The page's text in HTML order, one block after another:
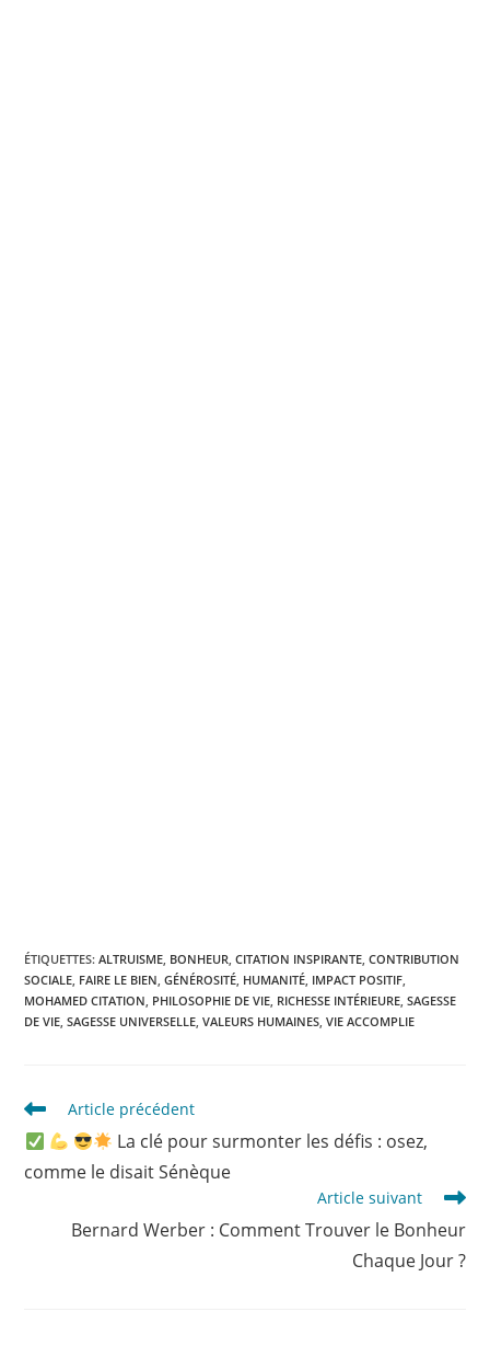
ÉTIQUETTES:ALTRUISME, BONHEUR, CITATION INSPIRANTE, CONTRIBUTION
SOCIALE, FAIRE LE BIEN, GÉNÉROSITÉ, HUMANITÉ, IMPACT POSITIF,
MOHAMED CITATION, PHILOSOPHIE DE VIE, RICHESSE INTÉRIEURE, SAGESSE
DE VIE, SAGESSE UNIVERSELLE, VALEURS HUMAINES, VIE ACCOMPLIE
Read
more
articles
Article précédent
La clé pour surmonter les défis : osez,
comme le disait Sénèque
Article suivant
Bernard Werber : Comment Trouver le Bonheur
Chaque Jour ?